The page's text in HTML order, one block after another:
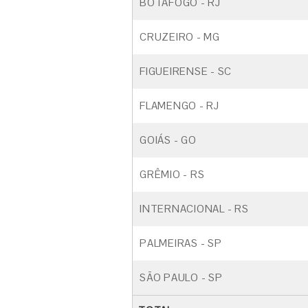
CRUZEIRO - MG
FIGUEIRENSE - SC
FLAMENGO - RJ
GOIÁS - GO
GRÊMIO - RS
INTERNACIONAL - RS
PALMEIRAS - SP
SÃO PAULO - SP